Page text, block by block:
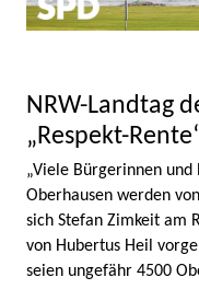
NRW-Landtag
„Respekt-
„Viele Bürgerinnen und
Oberhausen werden
sich Stefan Zimkeit am
von Hubertus Heil
seien ungefähr 4500